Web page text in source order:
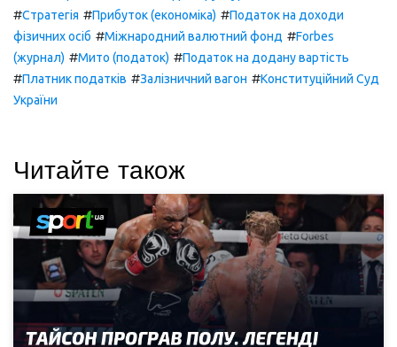
#Стратегія #Прибуток (економіка) #Податок на доходи
фізичних осіб #Міжнародний валютний фонд #Forbes
(журнал) #Мито (податок) #Податок на додану вартість
#Платник податків #Залізничний вагон #Конституційний Суд
України
Читайте також